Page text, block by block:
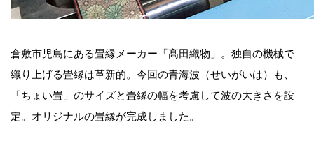
倉敷市児島にある畳縁メーカー「髙田織物」。独自の機械で
織り上げる畳縁は革新的。今回の青海波（せいがいは）も、
「ちょい畳」のサイズと畳縁の幅を考慮して波の大きさを設
定。オリジナルの畳縁が完成しました。